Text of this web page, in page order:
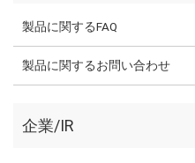
製品に関するFAQ
製品に関するお問い合わせ
企業/IR